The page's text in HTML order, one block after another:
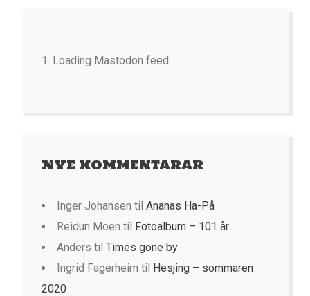
Loading Mastodon feed...
Nye kommentarar
Inger Johansen til Ananas Ha-På
Reidun Moen til Fotoalbum – 101 år
Anders til Times gone by
Ingrid Fagerheim til Hesjing – sommaren
2020